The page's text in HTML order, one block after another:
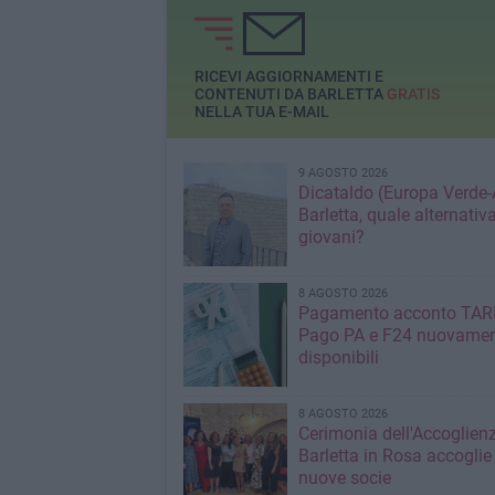
RICEVI AGGIORNAMENTI E
CONTENUTI DA BARLETTA GRATIS
NELLA TUA E-MAIL
9 AGOSTO 2026
Dicataldo (Europa
Barletta, quale
giovani?
8 AGOSTO 2026
Pagamento acconto
Pago PA e F24
disponibili
8 AGOSTO 2026
Cerimonia
Barletta in Rosa accoglie
nuove socie